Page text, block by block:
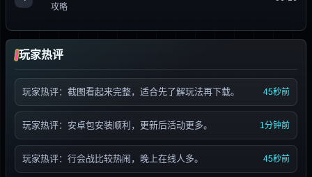
攻略
玩家热评
玩家热评：截图看起来完整，适合先了解玩法再下载。 45秒前
玩家热评：安卓包安装顺利，更新后活动更多。 1分钟前
玩家热评：行会战比较热闹，晚上在线人多。 45秒前